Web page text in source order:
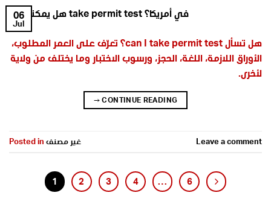
06
Jul
هل تسأل can I take permit test؟ تعرّف على العمر المطلوب،
الأوراق اللازمة، اللغة، الحجز، ورسوب الاختبار وما يختلف من ولاية
لأخرى.
CONTINUE READING
→
Posted in غير مصنف Leave a comment
1 2 3 4 … 6